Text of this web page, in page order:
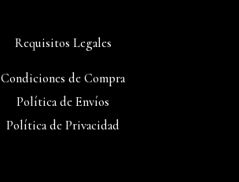
Requisitos Legales
Condiciones de Compra
Política de Envíos
Política de Privacidad